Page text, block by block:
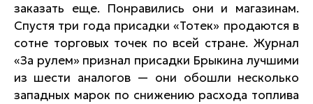
заказать еще. Понравились они и магазинам.
Спустя три года присадки «Тотек» продаются в
сотне торговых точек по всей стране. Журнал
«За рулем» признал присадки Брыкина лучшими
из шести аналогов — они обошли несколько
западных марок по снижению расхода топлива